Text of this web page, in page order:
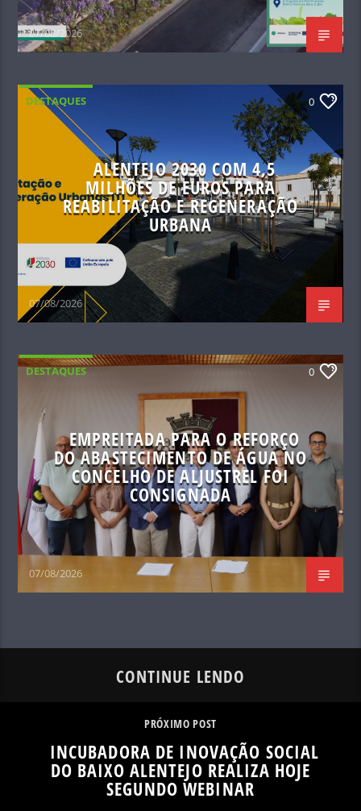
07/08/2026
DESTAQUES 0
ALENTEJO 2030 COM 4,5
MILHÕES DE EUROS PARA
REABILITAÇÃO E REGENERAÇÃO
URBANA
07/08/2026
DESTAQUES 0
EMPREITADA PARA O REFORÇO
DO ABASTECIMENTO DE ÁGUA NO
CONCELHO DE ALJUSTREL FOI
CONSIGNADA
07/08/2026
CONTINUE LENDO
PRÓXIMO POST
INCUBADORA DE INOVAÇÃO SOCIAL
DO BAIXO ALENTEJO REALIZA HOJE
SEGUNDO WEBINAR